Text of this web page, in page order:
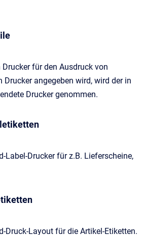
Drucker für den Ausdruck von
Drucker angegeben wird, wird der in
Drucker genommen.
Label-Drucker für z.B. Lieferscheine,
Druck-Layout für die Artikel-Etiketten.